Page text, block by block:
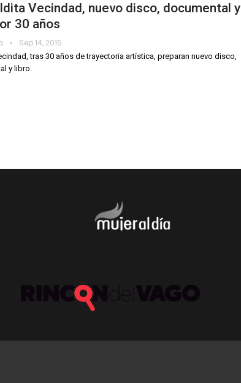
Vecindad, nuevo disco, documental y
30 años
Sep 14, 2015
tras 30 años de trayectoria artística, preparan nuevo disco,
y libro.